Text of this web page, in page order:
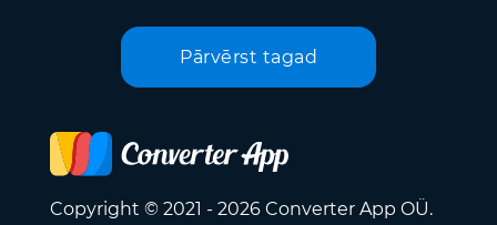
Pārvērst tagad
Copyright © 2021 - 2026 Converter App OÜ.